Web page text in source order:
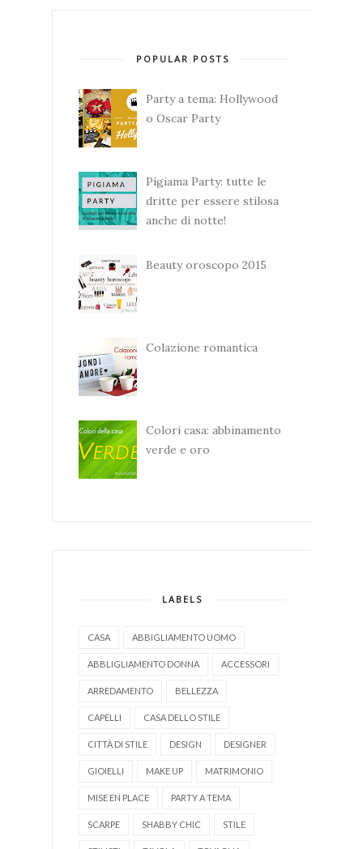
POPULAR POSTS
Party a tema: Hollywood
o Oscar Party
Pigiama Party: tutte le
dritte per essere stilosa
anche di notte!
Beauty oroscopo 2015
Colazione romantica
Colori casa: abbinamento
verde e oro
LABELS
CASA ABBIGLIAMENTO UOMO
ABBLIGLIAMENTO DONNA ACCESSORI
ARREDAMENTO BELLEZZA
CAPELLI CASA DELLO STILE
CITTÀ DI STILE DESIGN DESIGNER
GIOIELLI MAKE UP MATRIMONIO
MISE EN PLACE PARTY A TEMA
SCARPE SHABBY CHIC STILE